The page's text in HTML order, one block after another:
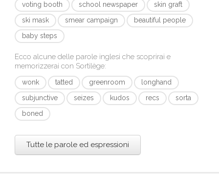
voting booth
school newspaper
skin graft
ski mask
smear campaign
beautiful people
baby steps
Ecco alcune delle parole inglesi che scoprirai e
memorizzerai con Sortilège:
wonk tatted greenroom
longhand
subjunctive
seizes kudos recs
sorta
boned
Tutte le parole ed espressioni